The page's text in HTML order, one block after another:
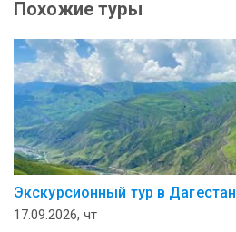
Похожие туры
Экскурсионный тур в Дагестан
17.09.2026, чт